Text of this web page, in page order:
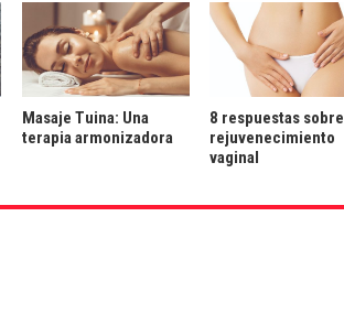
Masaje Tuina: Una
terapia armonizadora
8 respuestas sobre
rejuvenecimiento
vaginal